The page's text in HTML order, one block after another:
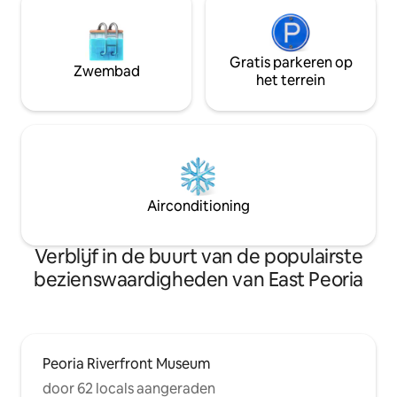
Zwembad
Gratis parkeren op
het terrein
Airconditioning
Verblijf in de buurt van de populairste
bezienswaardigheden van East Peoria
Peoria Riverfront Museum
door 62 locals aangeraden